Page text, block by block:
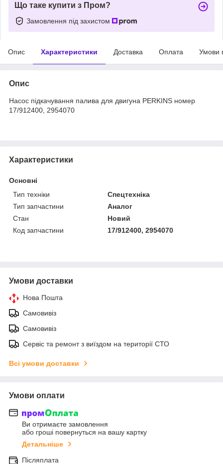
Що таке купити з Пром?
Замовлення під захистом
Опис Характеристики Доставка Оплата Умови
Опис
Насос підкачування палива для двигуна PERKINS номер
17/912400, 2954070
Характеристики
Основні
Тип техніки
Спецтехніка
Тип запчастини
Аналог
Стан
Новий
Код запчастини
17/912400, 2954070
Умови доставки
Нова Пошта
Самовивіз
Самовивіз
Сервіс та ремонт з виїздом на території СТО
Всі умови доставки
Умови оплати
Ви отримаєте замовлення
або гроші повернуться на вашу картку
Детальніше
Післяплата